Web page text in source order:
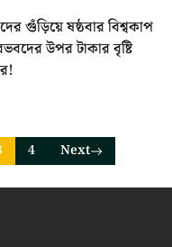
গুঁড়িয়ে ষষ্ঠবার বিশ্বকাপ
উপর টাকার বৃষ্টি
4 Next